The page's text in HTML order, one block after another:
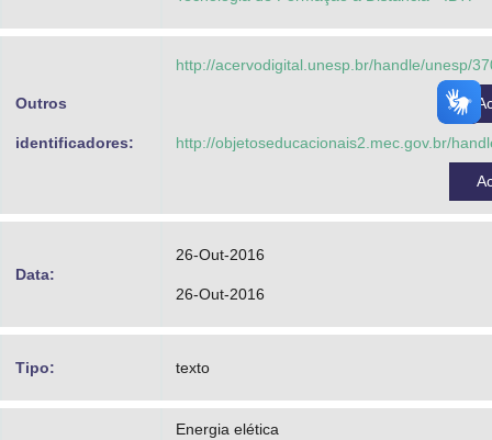
Outros
identificadores:
http://acervodigital.unesp.br/handle/unesp/
http://objetoseducacionais2.mec.gov.br/
Data:
26-Out-2016
26-Out-2016
Tipo: texto
Energia elética